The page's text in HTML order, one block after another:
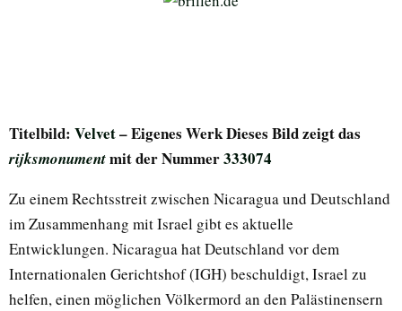
Titelbild: Velvet– Eigenes Werk Dieses Bild zeigt das
rijksmonumentmit der Nummer333074
Zu einem Rechtsstreit zwischen Nicaragua und Deutschland
im Zusammenhang mit Israel gibt es aktuelle
Entwicklungen. Nicaragua hat Deutschland vor dem
Internationalen Gerichtshof (IGH) beschuldigt, Israel zu
helfen, einen möglichen Völkermord an den Palästinensern